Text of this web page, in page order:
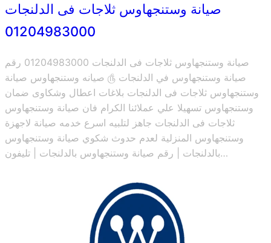
صيانة وستنجهاوس ثلاجات فى الدلنجات
01204983000
صيانة وستنجهاوس ثلاجات فى الدلنجات 01204983000 رقم
صيانة وستنجهاوس في الدلنجات ௹ صيانه وستنجهاوس صيانة
وستنجهاوس ثلاجات فى الدلنجات بلاغات اعطال وشكاوى ضمان
وستنجهاوس تسهيلا علي عملائنا الكرام فان صيانة وستنجهاوس
ثلاجات فى الدلنجات جاهز لتلبيه اسرع خدمه صيانة لاجهزة
وستنجهاوس المنزلية لعدم حدوث شكوي صيانة وستنجهاوس
بالدلنجات | رقم صيانة وستنجهاوس بالدلنجات | تليفون…